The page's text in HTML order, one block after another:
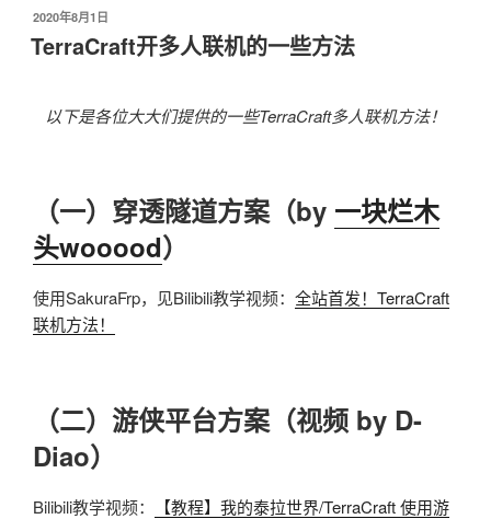
发
布
于
2020年8月1日
TerraCraft开多人联机的一些方法
以下是各位大大们提供的一些TerraCraft多人联机方法！
（一）穿透隧道方案（by 一块烂木
头wooood）
使用SakuraFrp，见Bilibili教学视频： 全站首发！TerraCraft
联机方法！
（二）游侠平台方案（视频 by D-
Diao）
Bilibili教学视频：
【教程】我的泰拉世界/TerraCraft 使用游